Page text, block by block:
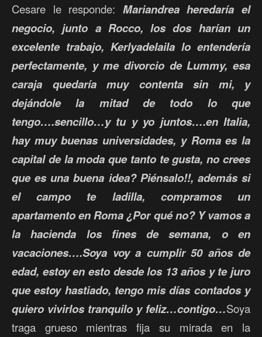
Cesare le responde: Mariandrea heredaría el
negocio, junto a Rocco, los dos harían un
excelente trabajo, Kerlyadelaila lo entendería
perfectamente, y me divorcio de Lummy, esa
caraja quedaría muy contenta sin mi, y
dejándole la mitad de todo lo que
tengo….sencillo…y tu y yo juntos….en Italia,
hay muy buenas universidades, y Roma es la
capital de la moda que tanto te gusta, no crees
que es una buena idea? Piénsalo!!, además si
el campo te ladilla, compramos un
apartamento en Roma ¿Por qué no? Y vamos a
la hacienda los fines de semana, o en
vacaciones….Soya voy a cumplir 50 años de
edad, estoy en esto desde los 13 años y te juro
que estoy hastiado, tengo mis días contados y
quiero vivirlos tranquilo y feliz…contigo…Soya
traga grueso mientras fija su mirada en la